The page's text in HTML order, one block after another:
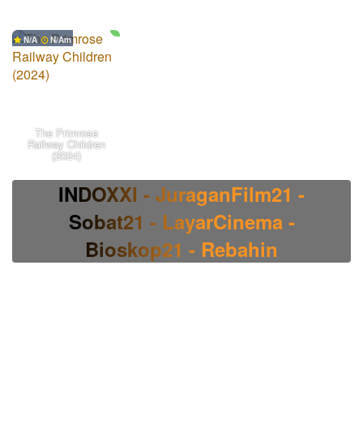
N/A N/A
The Primrose
Railway Children
(2024)
INDOXXI - JuraganFilm21 -
Sobat21 - LayarCinema -
Bioskop21 - Rebahin